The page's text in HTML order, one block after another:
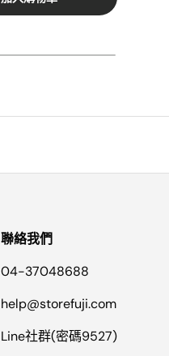
聯絡我們
04-37048688
help@storefuji.com
Line社群(密碼9527)